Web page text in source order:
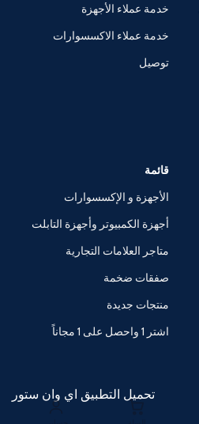
خدمة عملاء الأجهزة
خدمة عملاء الاكسسوارات
توصيل
قائمة
الأجهزة و الإكسسوارات
أجهزة الكمبيوتر وأجهزة التابلت
متاجر العلامات التجارية
صفقات ضخمة
منتجات جديدة
اشتر 1 واحصل على 1 مجاناً
تحميل التطبيق اي وان ستور